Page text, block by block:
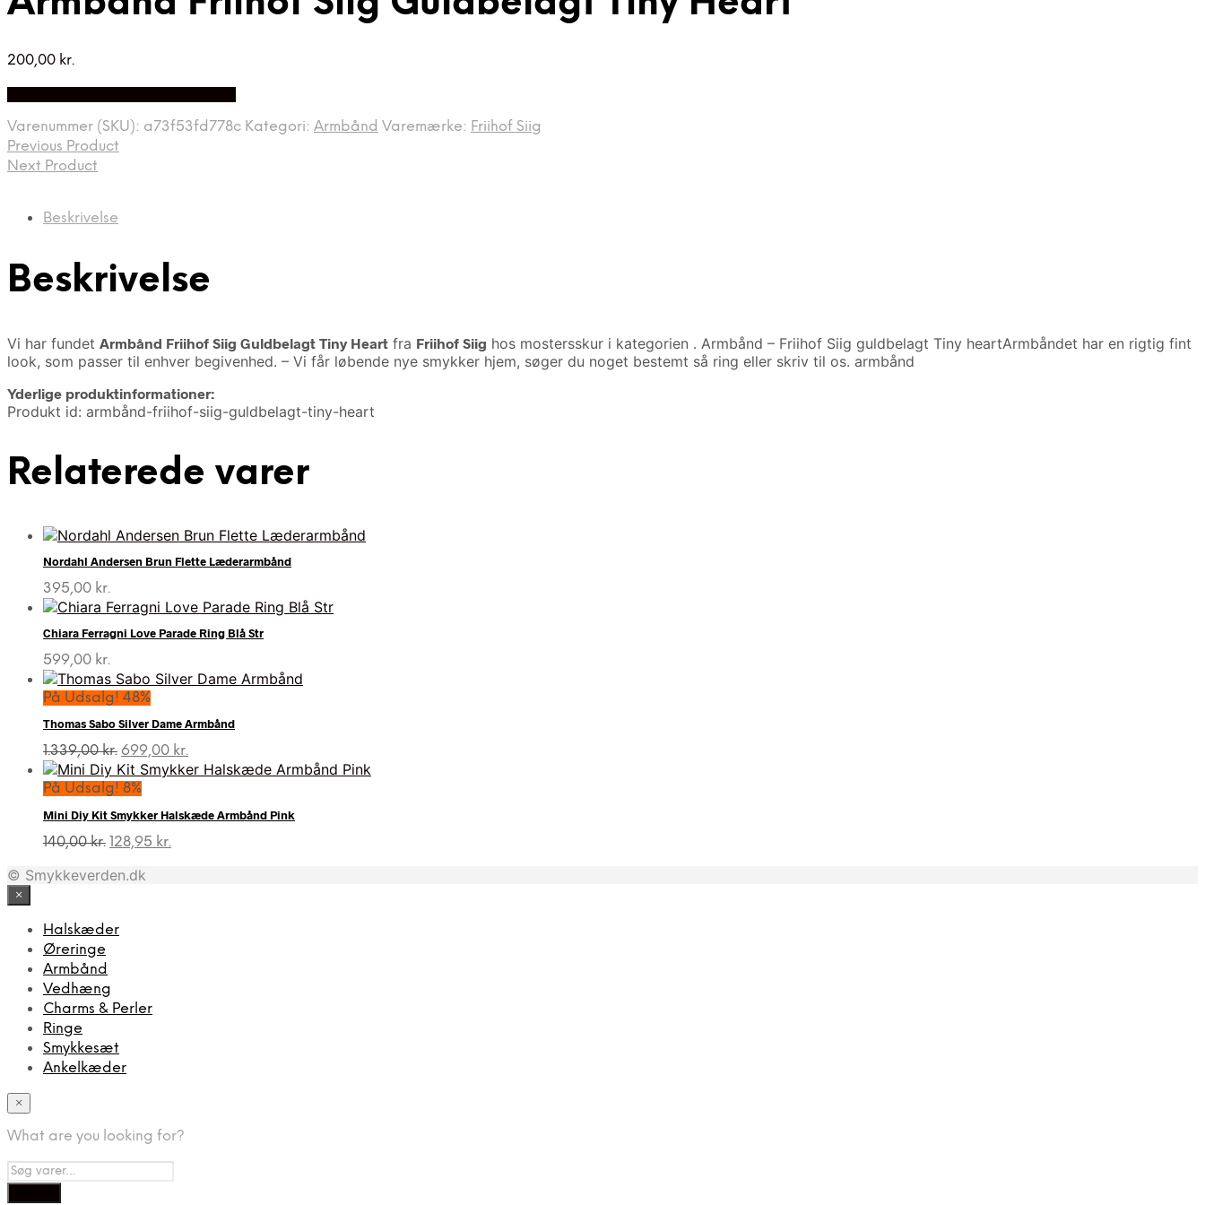
200,00 kr.
Varenummer (SKU): a73f53fd778c Kategori: Armbånd Varemærke: Friihof Siig
Previous Product
Next Product
Beskrivelse
Beskrivelse
Vi har fundet Armbånd Friihof Siig Guldbelagt Tiny Heart fra Friihof Siig hos mostersskur i kategorien . Armbånd – Friihof Siig guldbelagt Tiny heartArmbåndet har en rigtig fint
look, som passer til enhver begivenhed. – Vi får løbende nye smykker hjem, søger du noget bestemt så ring eller skriv til os. armbånd
Yderlige produktinformationer:
Produkt id: armbånd-friihof-siig-guldbelagt-tiny-heart
Relaterede varer
Nordahl Andersen Brun Flette Læderarmbånd
395,00 kr.
Chiara Ferragni Love Parade Ring Blå Str
599,00 kr.
På Udsalg! 48%
Thomas Sabo Silver Dame Armbånd
1.339,00kr. Den
oprindelige
pris
1.339,00 kr..
699,00 kr.
aktuelle
699,00 kr..
På Udsalg! 8%
Mini Diy Kit Smykker Halskæde Armbånd Pink
140,00kr. Den
pris
128,95 kr.
© Smykkeverden.dk
×
Halskæder
Øreringe
Armbånd
Vedhæng
Charms & Perler
Ringe
Smykkesæt
Ankelkæder
×
What are you looking for?